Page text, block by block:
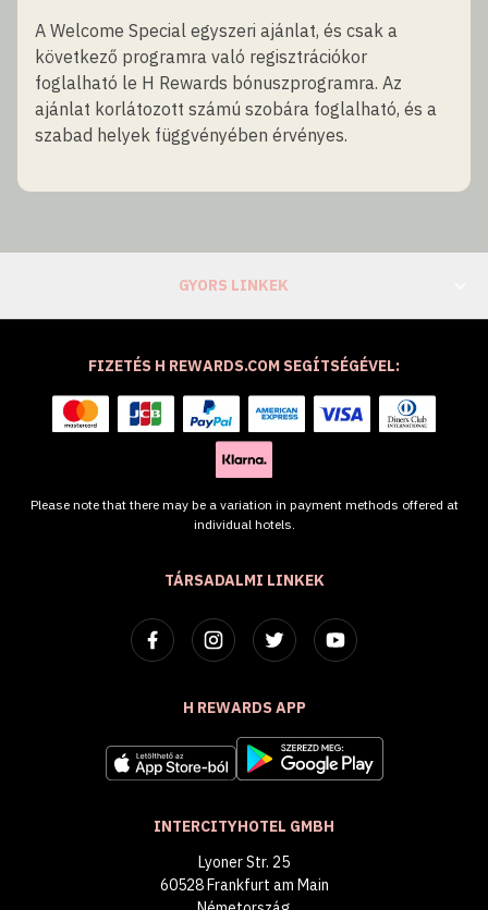
A Welcome Special egyszeri ajánlat, és csak a
következő programra való regisztrációkor
foglalható le H Rewards bónuszprogramra. Az
ajánlat korlátozott számú szobára foglalható, és a
szabad helyek függvényében érvényes.
GYORS LINKEK
TÁRSADALMI LINKEK
H REWARDS APP
INTERCITYHOTEL GMBH
Lyoner Str. 25
60528 Frankfurt am Main
FIZETÉS H REWARDS.COM SEGÍTSÉGÉVEL:
Please note that there may be a variation in payment methods offered at
individual hotels.